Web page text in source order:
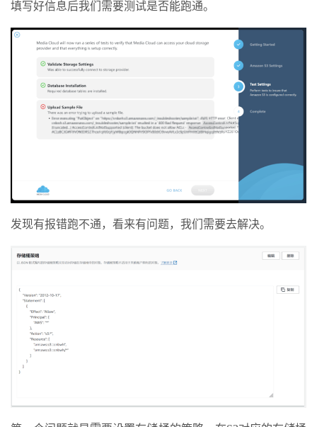
填写好信息后我们需要测试是否能跑通。
发现有报错跑不通，看来有问题，我们需要去解决。